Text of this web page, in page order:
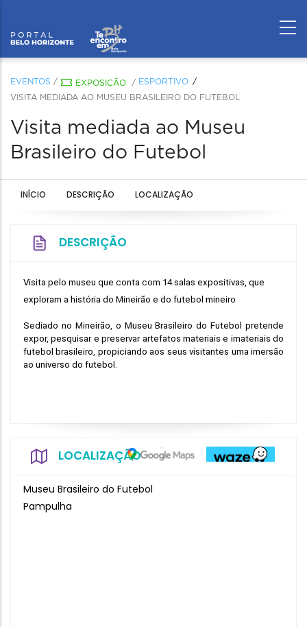
EVENTOS / EXPOSIÇÃO / ESPORTIVO
VISITA MEDIADA AO MUSEU BRASILEIRO DO FUTEBOL
Visita mediada ao Museu
Brasileiro do Futebol
INÍCIO DESCRIÇÃO LOCALIZAÇÃO
DESCRIÇÃO
Visita pelo museu que conta com 14 salas expositivas, que
exploram a história do Mineirão e do futebol mineiro
Sediado no Mineirão, o Museu Brasileiro do Futebol pretende
expor, pesquisar e preservar artefatos materiais e imateriais do
futebol brasileiro, propiciando aos seus visitantes uma imersão
ao universo do futebol.
LOCALIZAÇÃO
Museu Brasileiro do Futebol
Pampulha